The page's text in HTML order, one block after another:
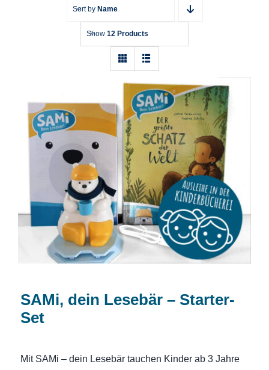
Sort by Name
Show 12 Products
SAMi, dein Lesebär – Starter-Set
SAMi, dein Lesebär – Starter-
Set
Mit SAMi – dein Lesebär tauchen Kinder ab 3 Jahre